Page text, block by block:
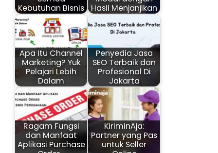
Kebutuhan Bisnis
Hasil Menjanjikan
Apa Itu Channel
Marketing? Yuk
Pelajari Lebih
Dalam
Penyedia Jasa
SEO Terbaik dan
Profesional Di
Jakarta
Ragam Fungsi
dan Manfaat
Aplikasi Purchase
KiriminAja:
Partner yang Pas
untuk Seller